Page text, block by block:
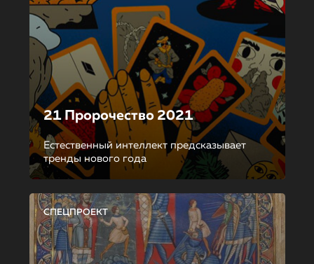
21 Пророчество 2021
Естественный интеллект предсказывает
тренды нового года
СПЕЦПРОЕКТ